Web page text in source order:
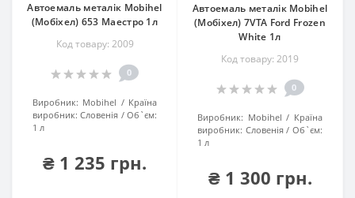
Автоемаль металік Mobihel
(Мобіхел) 653 Маестро 1л
Код товару: 2009
0
Виробник: Mobihel
Країна
виробник: Словенія
Об`єм:
1 л
₴ 1 235 грн.
Автоемаль металік Mobihel
(Мобіхел) 7VTA Ford Frozen
White 1л
Код товару: 2019
0
Виробник: Mobihel
Країна
виробник: Словенія
Об`єм:
1 л
₴ 1 300 грн.